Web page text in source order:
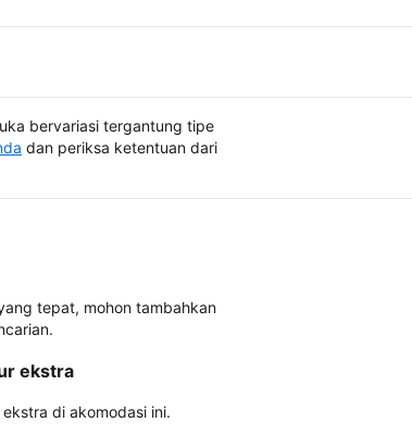
bervariasi tergantung tipe
dan periksa ketentuan dari
tepat, mohon tambahkan
ekstra
di akomodasi ini.